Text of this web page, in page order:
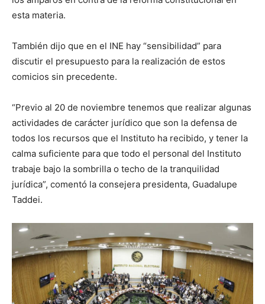
esta materia.
También dijo que en el INE hay “sensibilidad” para
discutir el presupuesto para la realización de estos
comicios sin precedente.
“Previo al 20 de noviembre tenemos que realizar algunas
actividades de carácter jurídico que son la defensa de
todos los recursos que el Instituto ha recibido, y tener la
calma suficiente para que todo el personal del Instituto
trabaje bajo la sombrilla o techo de la tranquilidad
jurídica”, comentó la consejera presidenta, Guadalupe
Taddei.